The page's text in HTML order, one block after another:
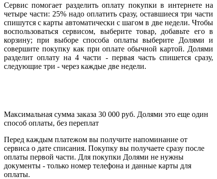
Сервис помогает разделить оплату покупки в интернете на
четыре части: 25% надо оплатить сразу, оставшиеся три части
спишутся с карты автоматически с шагом в две недели. Чтобы
воспользоваться сервисом, выберите товар, добавьте его в
корзину; при выборе способа оплаты выберите Долями и
совершите покупку как при оплате обычной картой. Долями
разделит оплату на 4 части - первая часть спишется сразу,
следующие три - через каждые две недели.
Максимальная сумма заказа 30 000 руб. Долями это еще один
способ оплаты, без переплат
Перед каждым платежом вы получите напоминание от
сервиса о дате списания. Покупку вы получаете сразу после
оплаты первой части. Для покупки Долями не нужны
документы - только номер телефона и данные карты для
оплаты.